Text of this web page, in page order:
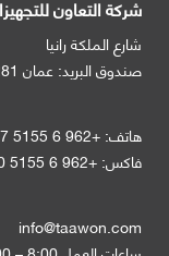
شركة التعاون
شارع الملكة رانيا
صندوق البريد: عمان 840281 الأردن 11941
هاتف: +962 6 5155 477
فاكس: +962 6 5155 470
info@taawon.com